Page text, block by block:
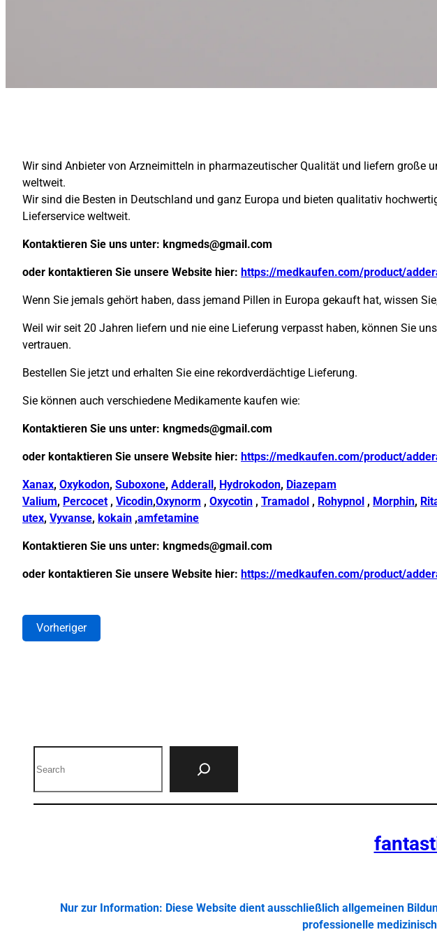
Wir sind Anbieter von Arzneimitteln in pharmazeutischer Qualität und liefern große
weltweit.
Wir sind die Besten in Deutschland und ganz Europa und bieten qualitativ
Lieferservice weltweit.
Kontaktieren Sie uns unter: kngmeds@gmail.com
oder kontaktieren Sie unsere Website hier: https://medkaufen.com/product/
Wenn Sie jemals gehört haben, dass jemand Pillen in Europa gekauft hat, wissen
Weil wir seit 20 Jahren liefern und nie eine Lieferung verpasst haben, können Sie
vertrauen.
Bestellen Sie jetzt und erhalten Sie eine rekordverdächtige Lieferung.
Sie können auch verschiedene Medikamente kaufen wie:
Kontaktieren Sie uns unter: kngmeds@gmail.com
oder kontaktieren Sie unsere Website hier: https://medkaufen.com/product/
Xanax, Oxykodon, Suboxone, Adderall , Hydrokodon, Diazepam
Valium, Percocet, Vicodin,Oxynorm , Oxycotin , Tramadol , Rohypnol , Morphin,
utex, Vyvanse, kokain ,amfetamine
Kontaktieren Sie uns unter: kngmeds@gmail.com
oder kontaktieren Sie unsere Website hier: https://medkaufen.com/product/
Vorheriger
Nur zur Information: Diese Website dient ausschließlich allgemeinen
professionelle